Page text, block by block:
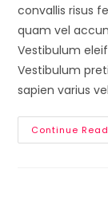
convallis risus
quam vel
Vestibulum
Vestibulum
sapien varius
Continue